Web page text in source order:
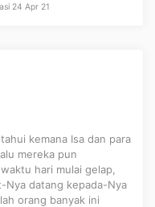
24 Apr 21
kemana Isa dan para
mereka pun
hari mulai gelap,
Nya datang kepada-Nya
orang banyak ini